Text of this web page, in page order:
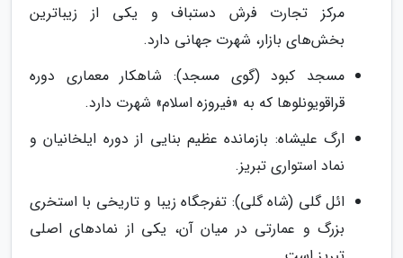
مرکز تجارت فرش دستباف و یکی از زیباترین
بخش‌های بازار، شهرت جهانی دارد.
مسجد کبود (گوی مسجد): شاهکار معماری دوره
قراقویونلوها که به «فیروزه اسلام» شهرت دارد.
ارگ علیشاه: بازمانده عظیم بنایی از دوره ایلخانیان و
نماد استواری تبریز.
ائل گلی (شاه گلی): تفرجگاه زیبا و تاریخی با استخری
بزرگ و عمارتی در میان آن، یکی از نمادهای اصلی